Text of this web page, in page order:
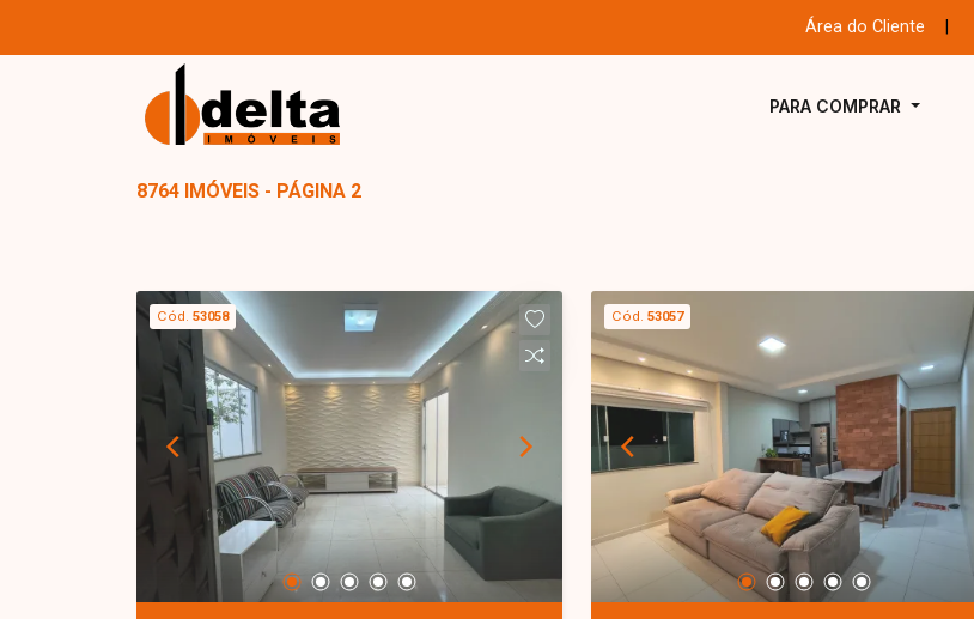
Área do Cliente
PARA COMPRAR
8764 IMÓVEIS - PÁGINA 2
Cód. 53058 Cód. 53057